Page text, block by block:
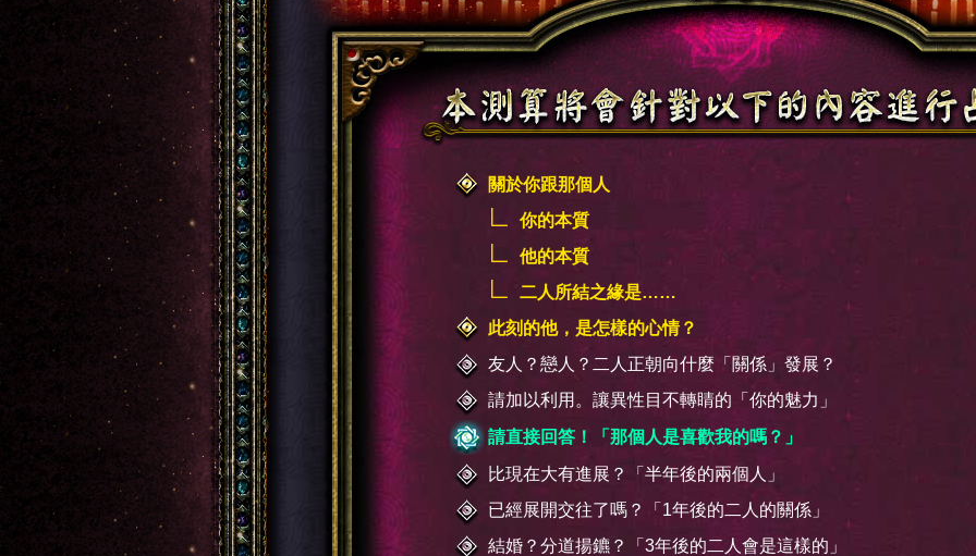
關於你跟那個人
你的本質
他的本質
二人所結之緣是……
此刻的他，是怎樣的心情？
友人？戀人？二人正朝向什麼「關係」發展？
請加以利用。讓異性目不轉睛的「你的魅力」
請直接回答！「那個人是喜歡我的嗎？」
比現在大有進展？「半年後的兩個人」
已經展開交往了嗎？「1年後的二人的關係」
結婚？分道揚鑣？「3年後的二人會是這樣的」